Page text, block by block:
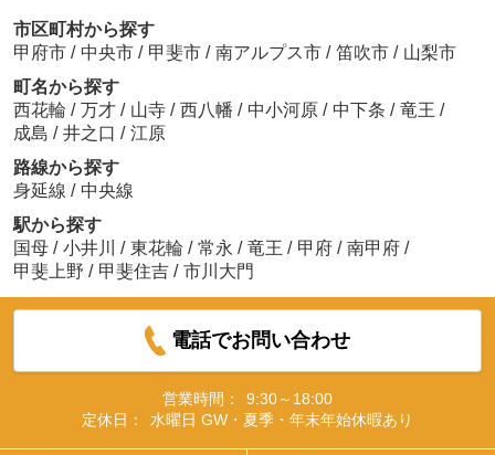
市区町村から探す
甲府市 / 中央市 / 甲斐市 / 南アルプス市 / 笛吹市 / 山梨市
町名から探す
西花輪 / 万才 / 山寺 / 西八幡 / 中小河原 / 中下条 / 竜王 /
成島 / 井之口 / 江原
路線から探す
身延線 / 中央線
駅から探す
国母 / 小井川 / 東花輪 / 常永 / 竜王 / 甲府 / 南甲府 /
甲斐上野 / 甲斐住吉 / 市川大門
電話でお問い合わせ
営業時間：
9:30～18:00
定休日：
水曜日 GW・夏季・年末年始休暇あり